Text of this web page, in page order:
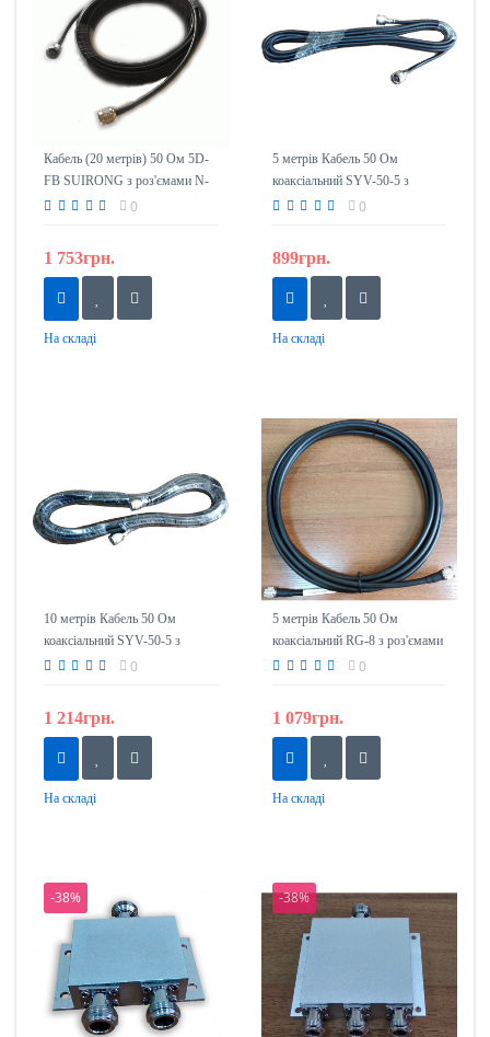
Кабель (20 метрів) 50 Ом 5D-
FB SUIRONG з роз'ємами N-
тип
0
1 753грн.
На складі
5 метрів Кабель 50 Ом
коаксіальний SYV-50-5 з
роз'ємами N-тип (тато)
0
899грн.
На складі
10 метрів Кабель 50 Ом
коаксіальний SYV-50-5 з
роз'ємами N-тип (тато)
0
1 214грн.
На складі
5 метрів Кабель 50 Ом
коаксіальний RG-8 з роз'ємами
N-тип (тато)
0
1 079грн.
На складі
-38% -38%